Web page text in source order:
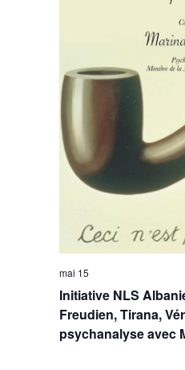
Initiative NLS
Freudien, Tirana,
psychanalyse avec
mai 15